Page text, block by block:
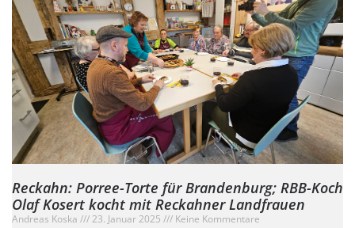
Reckahn: Porree-Torte für Brandenburg; RBB-Koch
Olaf Kosert kocht mit Reckahner Landfrauen
Andreas Koska 23. Januar 2025
Keine Kommentare